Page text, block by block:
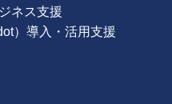
ネス支援
）導入・活用支援